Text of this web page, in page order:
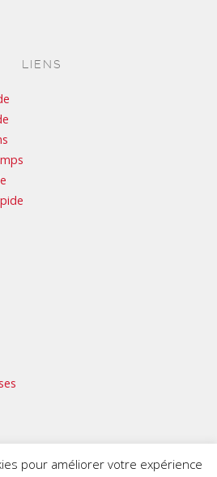
LIENS
pour améliorer votre expérience